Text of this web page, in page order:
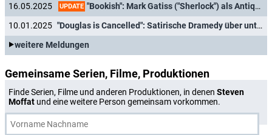
16.05.2025
UPDATE "Bookish": Mark Gatiss ("Sherlock") als Antiquar auch hierzulande auf Mörderjagd in neuer britischer Krimiserie
10.01.2025
"Douglas is Cancelled": Satirische Dramedy über unter Feuer geratenen Nachrichtensprecher feiert Deutschlandpremiere
weitere Meldungen
Gemeinsame Serien, Filme, Produktionen
Finde Serien, Filme und anderen Produktionen, in denen Steven
Moffat und eine weitere Person gemeinsam vorkommen.